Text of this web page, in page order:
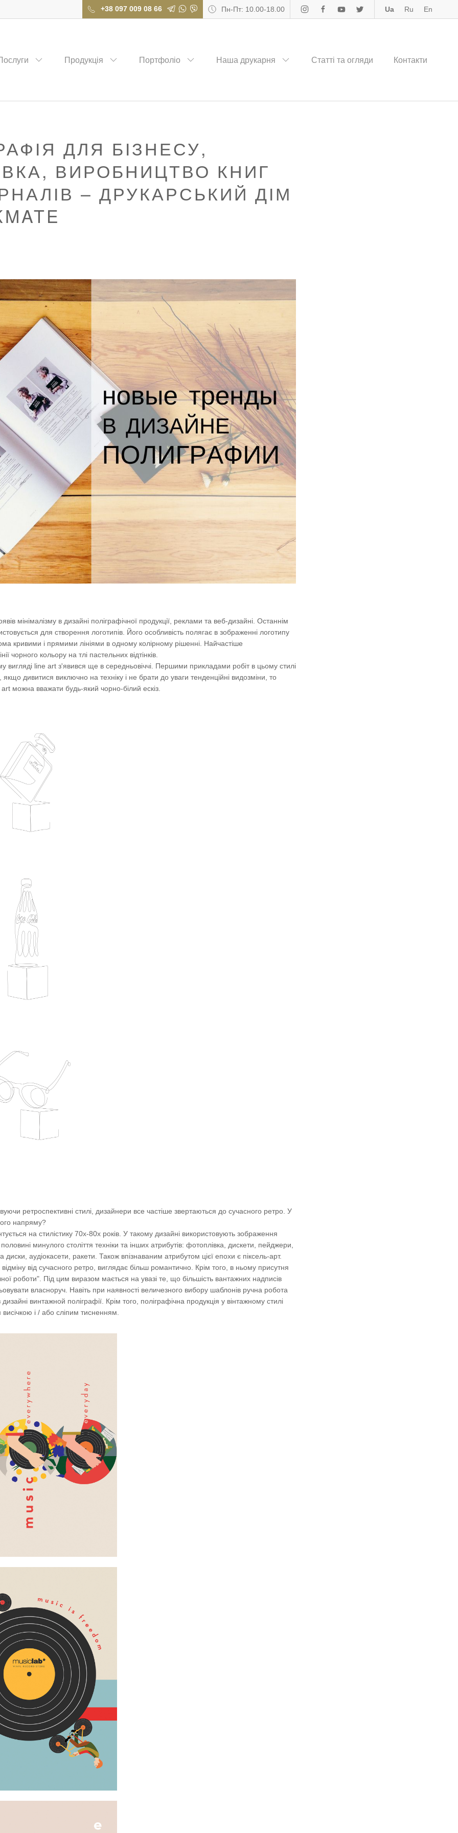
+38 097 009 08 66 Пн-Пт: 10.00-18.00 Ua Ru En
Продукція Портфоліо Наша друкарня Статті та огляди Контакти
ДЛЯ БІЗНЕСУ,
ВИРОБНИЦТВО КНИГ
– ДРУКАРСЬКИЙ ДІМ
мінімалізму в дизайні поліграфічної продукції, реклами та веб-дизайні. Останнім
для створення логотипів. Його особливість полягає в зображенні логотипу
кривими і прямими лініями в одному колірному рішенні. Найчастіше
чорного кольору на тлі пастельних відтінків.
вигляді line art з'явився ще в середньовіччі. Першими прикладами робіт в цьому стилі
дивитися виключно на техніку і не брати до уваги тенденційні видозміни, то
можна вважати будь-який чорно-білий ескіз.
ретроспективні стилі, дизайнери все частіше звертаються до сучасного ретро. У
напряму?
на стилістику 70х-80х років. У такому дизайні використовують зображення
минулого століття техніки та інших атрибутів: фотоплівка, дискети, пейджери,
диски, аудіокасети, ракети. Також впізнаваним атрибутом цієї епохи є піксель-арт.
від сучасного ретро, ​​виглядає більш романтично. Крім того, в ньому присутня
роботи". Під цим виразом мається на увазі те, що більшість вантажних надписів
власноруч. Навіть при наявності величезного вибору шаблонів ручна робота
дизайні винтажной поліграфії. Крім того, поліграфічна продукція у вінтажному стилі
і / або сліпим тисненням.